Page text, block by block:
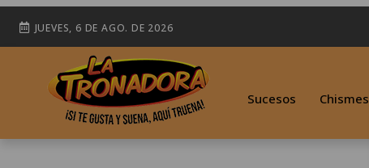
JUEVES, 6 DE AGO. DE 2026
Sucesos Chismes